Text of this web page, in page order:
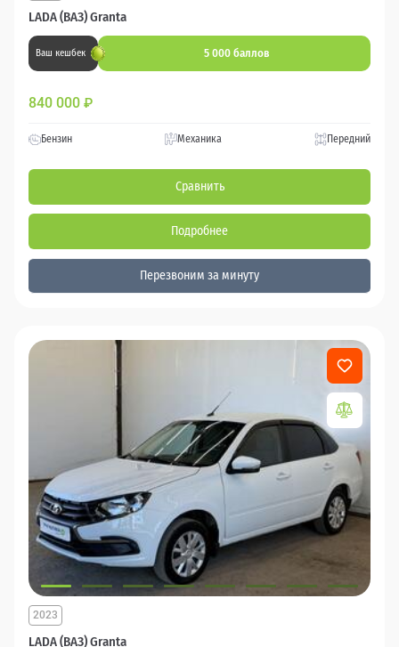
LADA (ВАЗ) Granta
Ваш кешбек 5 000 баллов
840 000 ₽
Бензин Механика Передний
Сравнить
Подробнее
Перезвоним за минуту
LADA (ВАЗ) Granta
2023